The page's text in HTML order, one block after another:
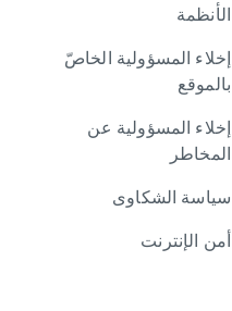
الأنظمة
إخلاء المسؤولية الخاصّ
بالموقع
إخلاء المسؤولية عن
المخاطر
سياسة الشكاوى
أمن الإنترنت